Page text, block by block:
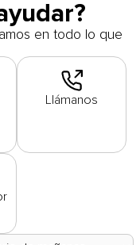
en todo lo que
Llámanos